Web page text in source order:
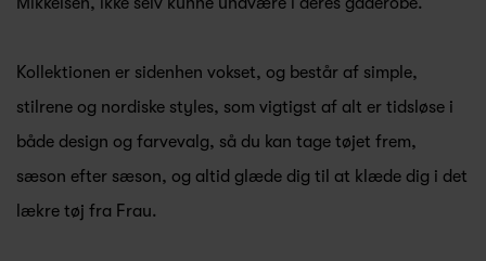
Kollektionen er sidenhen vokset, og består af simple,
stilrene og nordiske styles, som vigtigst af alt er tidsløse i
både design og farvevalg, så du kan tage tøjet frem,
sæson efter sæson, og altid glæde dig til at klæde dig i det
lækre tøj fra Frau.